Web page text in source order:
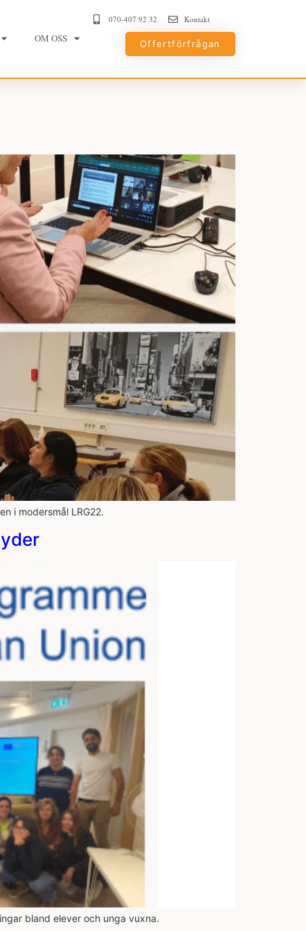
OM OSS
070-407 92 32 Kontakt
Offertförfrågan
i modersmål LRG22.
bland elever och unga vuxna.